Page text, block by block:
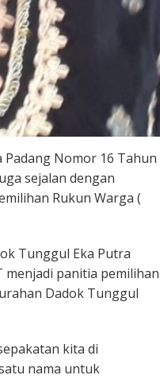
Padang Nomor 16 Tahun
sejalan dengan
Rukun Warga (
Tunggul Eka Putra
menjadi panitia pemilihan
Dadok Tunggul
kita di
nama untuk